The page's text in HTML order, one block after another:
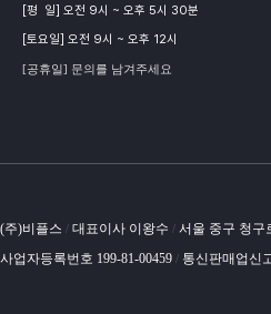
[평 일] 오전 9시 ~ 오후 5시 30분
[토요일] 오전 9시 ~ 오후 12시
[공휴일] 문의를 남겨주세요
(주)비플스 / 대표이사 이왕수 / 서울 중구 청구
사업자등록번호 199-81-00459 / 통신판매업신